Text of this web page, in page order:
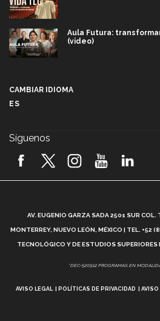
Aula Futura:
(video)
2026! (video)
¿Cómo es el Modelo
Vida Tec: Feminismo e
CAMBIAR IDIOMA
ES
Síguenos
AV. EUGENIO GARZA SADA 2501 SUR
MONTERREY, NUEVO LEÓN, MÉXICO | TEL.
TECNOLÓGICO Y DE ESTUDIOS SUPERIORES
*DEC-520912 PROGRAMAS EN
AVISO LEGAL POLÍTICAS DE PRIVACIDAD AVISO